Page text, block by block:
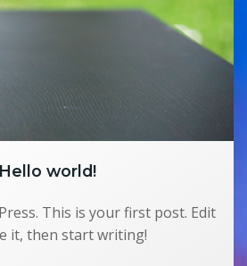
Hello world!
This is your first post. Edit
it, then start writing!